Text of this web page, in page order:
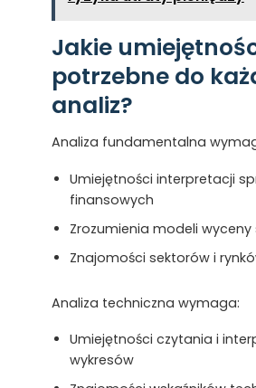
Jakie
potrzebne do
analiz?
Analiza fundamentalna
Umiejętności interpretacji
finansowych
Zrozumienia modeli wyceny
Znajomości sektorów i
Analiza techniczna wymaga:
Umiejętności czytania i
wykresów